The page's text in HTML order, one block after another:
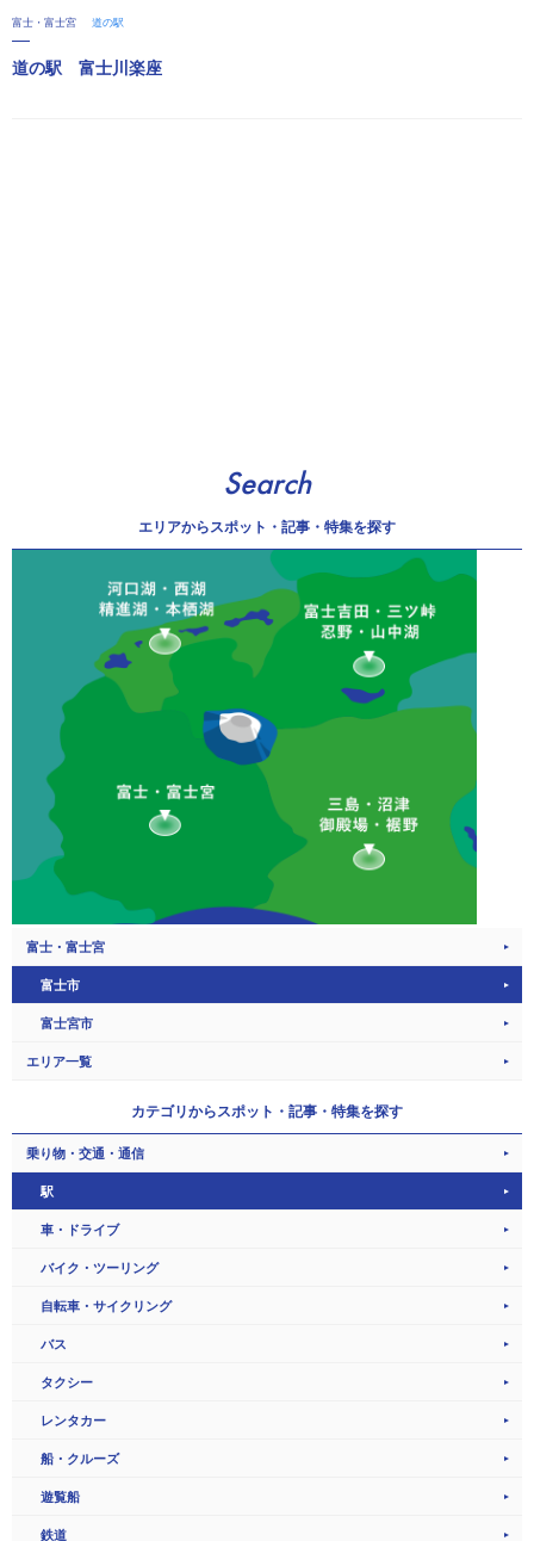
富士・富士宮 道の駅
道の駅 富士川楽座
Search
エリアからスポット・記事・特集を探す
富士・富士宮
富士市
富士宮市
エリア一覧
カテゴリからスポット・記事・特集を探す
乗り物・交通・通信
駅
車・ドライブ
バイク・ツーリング
自転車・サイクリング
バス
タクシー
レンタカー
船・クルーズ
遊覧船
鉄道